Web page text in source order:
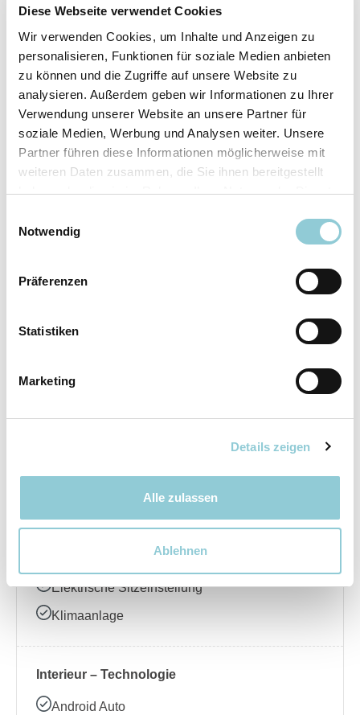
Diese Webseite verwendet Cookies
Wir verwenden Cookies, um Inhalte und Anzeigen zu
personalisieren, Funktionen für soziale Medien anbieten
zu können und die Zugriffe auf unsere Website zu
analysieren. Außerdem geben wir Informationen zu Ihrer
Verwendung unserer Website an unsere Partner für
soziale Medien, Werbung und Analysen weiter. Unsere
Partner führen diese Informationen möglicherweise mit
weiteren Daten zusammen, die Sie ihnen bereitgestellt
haben oder die sie im Rahmen Ihrer Nutzung der Dienste
Notwendig
Präferenzen
Statistiken
Marketing
Details zeigen
Alle zulassen
Ablehnen
Angebotsnummer
ABO49.481
Ausstattungslinie
AMG Line
Verfügbar ab
10/2026
Fahrzeugkategorie
SUV/​Geländewagen/​
Pickup
Fahrzeugkategorie
Sportwagen/​Coupé
Leistung
180 kW (245 PS)
Ausstattung
Elektrische Seitenspiegel
Interieur – Komfort
Ambientebeleuchtung
Elektrische Sitzeinstellung
Klimaanlage
Interieur – Technologie
Android Auto